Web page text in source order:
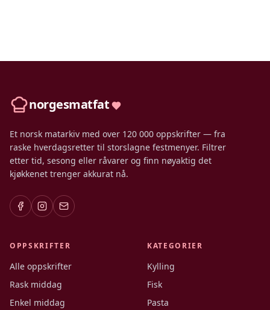
norgesmatfat
Et norsk matarkiv med over 120 000 oppskrifter — fra
raske hverdagsretter til storslagne festmenyer. Filtrer
etter tid, sesong eller råvarer og finn nøyaktig det
kjøkkenet trenger akkurat nå.
OPPSKRIFTER
Alle oppskrifter
Rask middag
Enkel middag
KATEGORIER
Kylling
Fisk
Pasta